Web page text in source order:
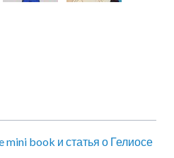
book и статья о Гелиосе